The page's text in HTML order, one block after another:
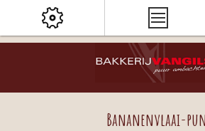
Bananenvlaai-